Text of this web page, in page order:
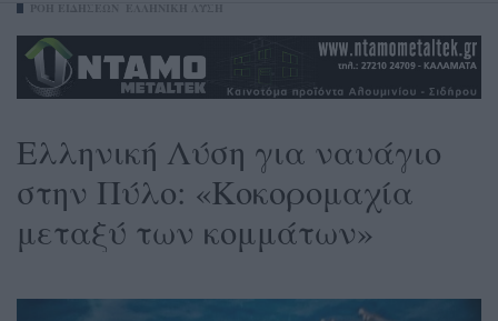
Ελληνική Λύση για ναυάγιο
στην Πύλο: «Κοκορομαχία
μεταξύ των κομμάτων»